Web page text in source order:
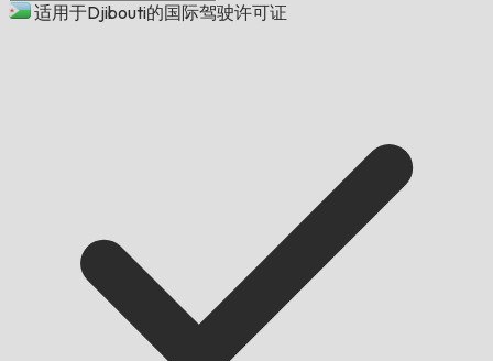
适用于Djibouti的国际驾驶许可证